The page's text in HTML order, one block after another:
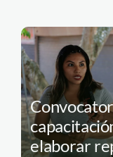
elaborar